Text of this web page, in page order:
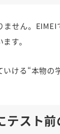
せん。
す。
ける“本物の
スト前